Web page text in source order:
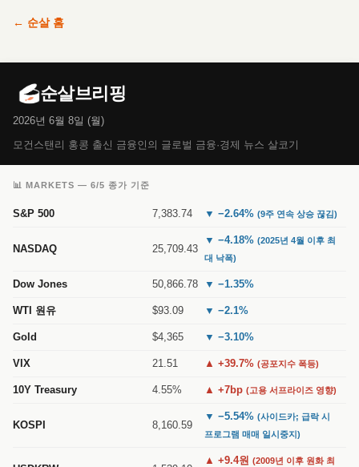
← 순살 홈
순살브리핑
2026년 6월 8일 (월)
모건스탠리 홍콩 출신 금융인의 글로벌 금융·경제 뉴스 살코기
📊 MARKETS — 6/5 종가 기준
S&P 500 7,383.74 ▼ −2.64% (9주 연속 상승 끊김)
NASDAQ 25,709.43
▼ −4.18% (2025년 4월 이후 최
대 낙폭)
Dow Jones 50,866.78 ▼ −1.35%
WTI 원유 $93.09 ▼ −2.1%
Gold $4,365 ▼ −3.10%
VIX 21.51 ▲ +39.7% (공포지수 폭등)
10Y Treasury 4.55% ▲ +7bp (고용 서프라이즈 영향)
KOSPI 8,160.59
▼ −5.54% (사이드카; 급락 시
프로그램 매매 일시중지)
▲ +9.4원 (2009년 이후 원화 최